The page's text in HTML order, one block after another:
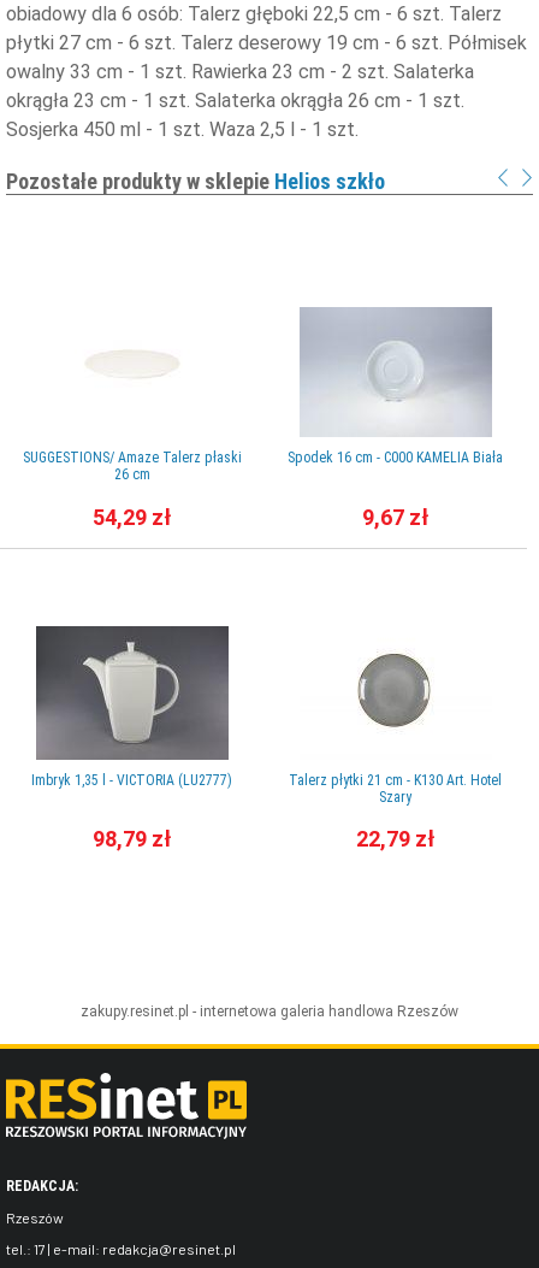
obiadowy dla 6 osób: Talerz głęboki 22,5 cm - 6 szt. Talerz
płytki 27 cm - 6 szt. Talerz deserowy 19 cm - 6 szt. Półmisek
owalny 33 cm - 1 szt. Rawierka 23 cm - 2 szt. ​Salaterka
okrągła 23 cm - 1 szt. ​Salaterka okrągła 26 cm - 1 szt.
Sosjerka 450 ml - 1 szt. Waza 2,5 l - 1 szt.
Pozostałe produkty w sklepie Helios szkło
SUGGESTIONS/ Amaze Talerz płaski
26 cm
54,29 zł
Imbryk 1,35 l - VICTORIA (LU2777)
98,79 zł
Spodek 16 cm - C000 KAMELIA Biała
9,67 zł
Talerz płytki 21 cm - K130 Art. Hotel
Szary
22,79 zł
zakupy.resinet.pl - internetowa galeria handlowa Rzeszów
REDAKCJA:
Rzeszów
tel.: 17 | e-mail: redakcja@resinet.pl